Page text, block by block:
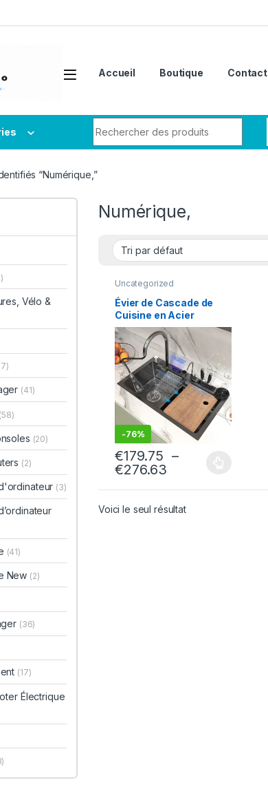
Accueil Boutique Contact
“Numérique,”
Numérique,
Uncategorized
Évier de Cascade de
Cuisine en Acier
Inoxydable 304, Grand,
Simple, Affichage
Numérique, Bassin à
Vaisselle avec
Multifonction Tactile
-76%
€179.75 –
€276.63
Voici le seul résultat
Vélo &
(41)
(58)
(20)
(2)
(3)
(41)
New (2)
(36)
(17)
Électrique